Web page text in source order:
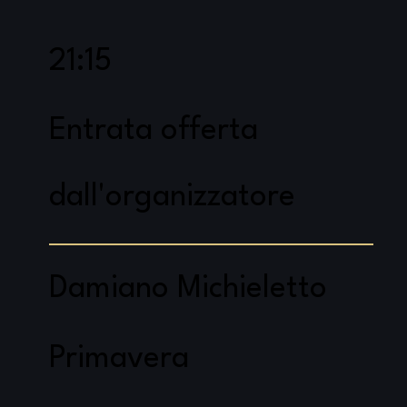
21:15
Entrata offerta
dall'organizzatore
Damiano Michieletto
Primavera